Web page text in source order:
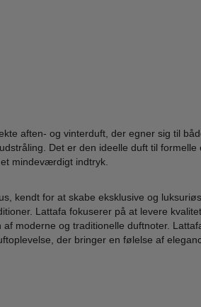
aften- og vinterduft, der egner sig til
Det er den ideelle duft til formelle
mindeværdigt indtryk.
kendt for at skabe eksklusive og
Lattafa fokuserer på at levere
moderne og traditionelle duftnoter.
der bringer en følelse af
-
Lattafa Perfumes -
Mashrabya Eau
179,00
LÆG I KURV
Lattafa Perfumes
229,00
LÆG I KURV